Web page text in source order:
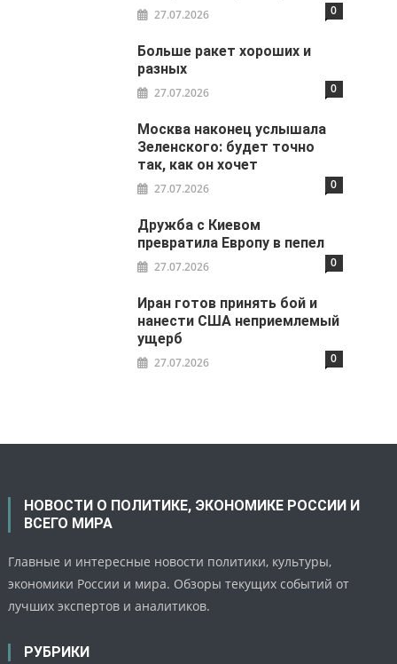
27.07.2026 0
Больше ракет хороших и
разных
27.07.2026 0
Москва наконец услышала
Зеленского: будет точно
так, как он хочет
27.07.2026 0
Дружба с Киевом
превратила Европу в пепел
27.07.2026 0
Иран готов принять бой и
нанести США неприемлемый
ущерб
27.07.2026 0
НОВОСТИ О ПОЛИТИКЕ, ЭКОНОМИКЕ РОССИИ И
ВСЕГО МИРА
Главные и интересные новости политики, культуры,
экономики России и мира. Обзоры текущих событий от
лучших экспертов и аналитиков.
РУБРИКИ